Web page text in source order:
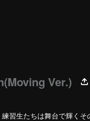
Ver.)
習生たちは舞台で輝くそ